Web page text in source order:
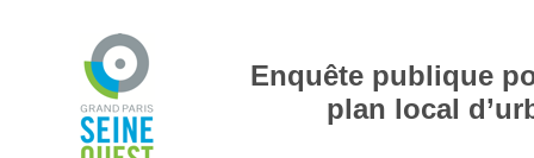
Enquête publique
plan local